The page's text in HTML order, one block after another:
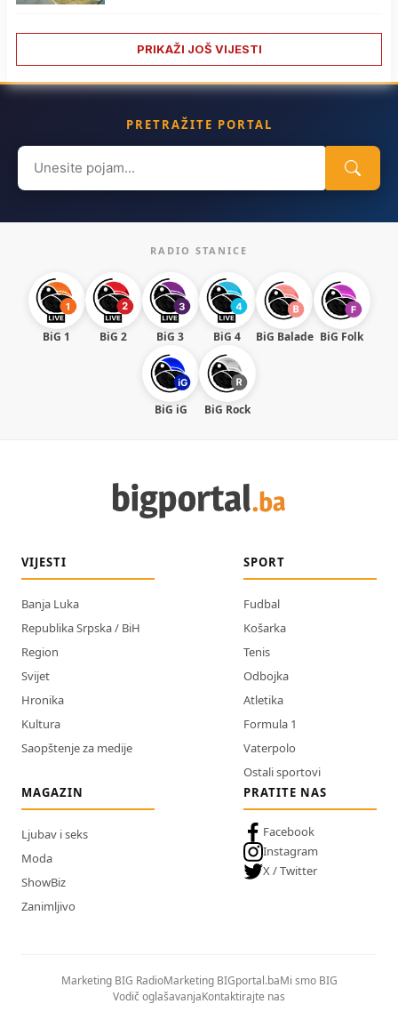
PRIKAŽI JOŠ VIJESTI
PRETRAŽITE PORTAL
Search
for:
RADIO STANICE
BiG 1 BiG 2 BiG 3 BiG 4 BiG Balade BiG Folk
BiG iG BiG Rock
VIJESTI
Banja Luka
Republika Srpska / BiH
Region
Svijet
Hronika
Kultura
Saopštenje za medije
SPORT
Fudbal
Košarka
Tenis
Odbojka
Atletika
Formula 1
Vaterpolo
Ostali sportovi
MAGAZIN
Ljubav i seks
Moda
ShowBiz
Zanimljivo
PRATITE NAS
Facebook
Instagram
X / Twitter
Marketing BIG RadioMarketing BIGportal.baMi smo BIG
Vodič oglašavanjaKontaktirajte nas